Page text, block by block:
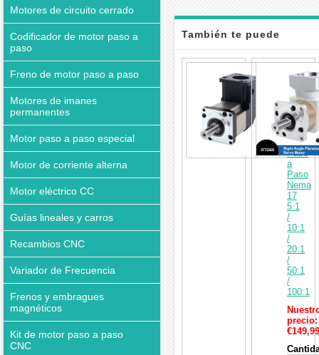
Motores de circuito cerrado
Codificador de motor paso a
paso
Freno de motor paso a paso
Motores de imanes
permanentes
Motor paso a paso especial
Motor de corriente alterna
Motor eléctrico CC
Guías lineales y carros
Recambios CNC
Variador de Frecuencia
Frenos y embragues
magnéticos
Kit de motor paso a paso
CNC
También te puede
interesar
de
en
Ángulo
Recto°
para
Motor
Paso
a
Paso
Nema
17
5:1
/
10:1
/
20:1
/
50:1
/
100:1
precio:
€149,99